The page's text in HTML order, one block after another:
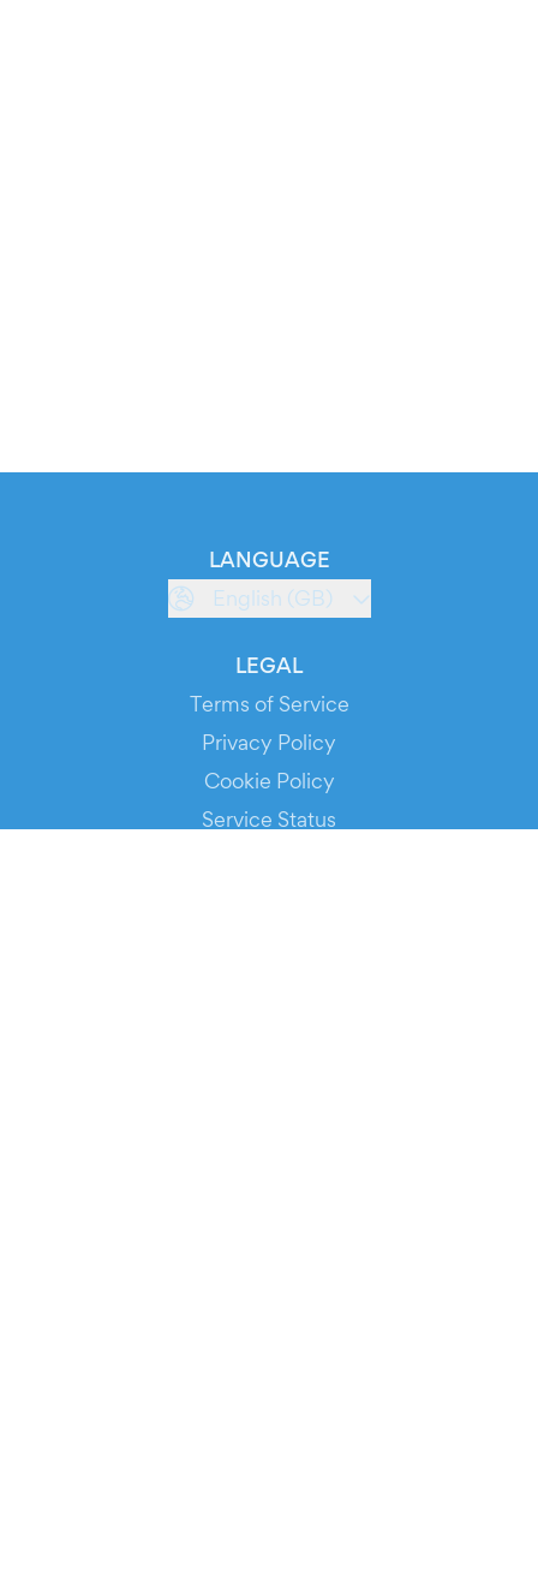
LANGUAGE
English (GB)
LEGAL
Terms of Service
Privacy Policy
Cookie Policy
Service Status